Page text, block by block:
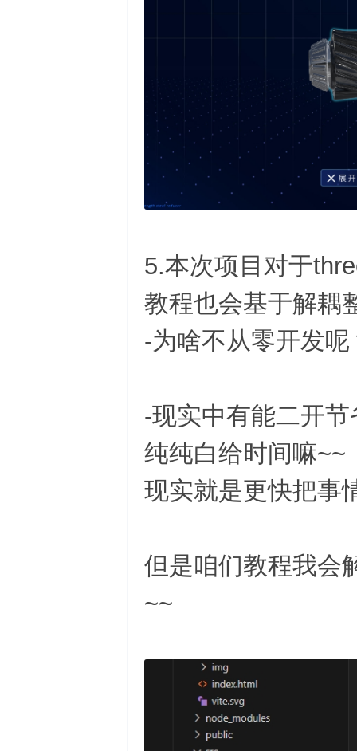
5.本次项目对于
教程也会基于解耦
-为啥不从零开发呢
-现实中有能二开
纯纯白给时间嘛~~
现实就是更快把事
但是咱们教程我会
~~